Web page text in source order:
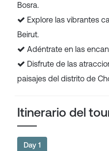
Bosra.
Explore las vibrantes
Beirut.
Adéntrate en las
Disfrute de las
paisajes del distrito de
Itinerario del
Day 1